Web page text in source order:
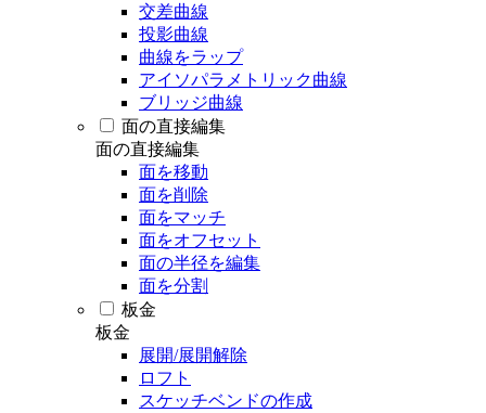
交差曲線
投影曲線
曲線をラップ
アイソパラメトリック曲線
ブリッジ曲線
面の直接編集
面の直接編集
面を移動
面を削除
面をマッチ
面をオフセット
面の半径を編集
面を分割
板金
板金
展開/展開解除
ロフト
スケッチベンドの作成